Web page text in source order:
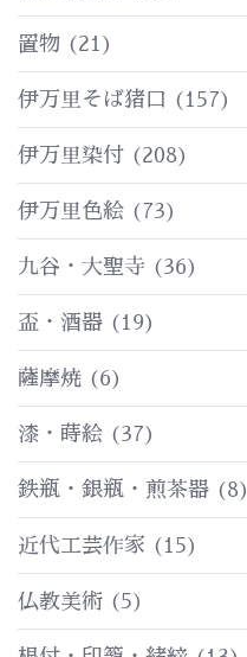
置物 (21)
伊万里そば猪口 (157)
伊万里染付 (208)
伊万里色絵 (73)
九谷・大聖寺 (36)
盃・酒器 (19)
薩摩焼 (6)
漆・蒔絵 (37)
鉄瓶・銀瓶・煎茶器 (8)
近代工芸作家 (15)
仏教美術 (5)